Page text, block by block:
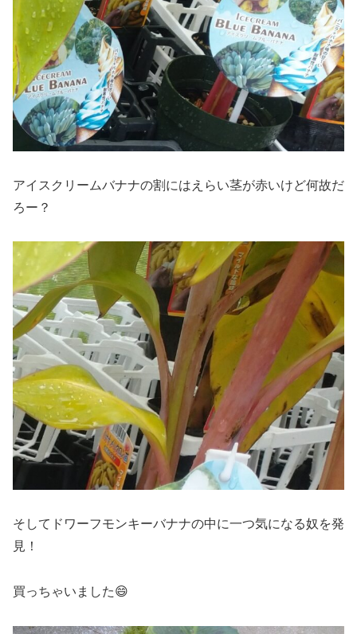
アイスクリームバナナの割にはえらい茎が赤いけど何故だ
ろー？
そしてドワーフモンキーバナナの中に一つ気になる奴を発
見！
買っちゃいました😄